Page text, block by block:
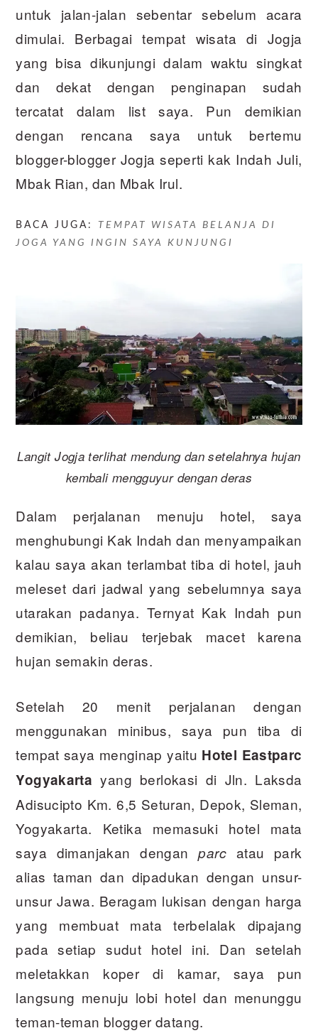
untuk jalan-jalan sebentar sebelum acara
dimulai. Berbagai tempat wisata di Jogja
yang bisa dikunjungi dalam waktu singkat
dan dekat dengan penginapan sudah
tercatat dalam list saya. Pun demikian
dengan rencana saya untuk bertemu
blogger-blogger Jogja seperti kak Indah Juli,
Mbak Rian, dan Mbak Irul.
BACA JUGA:TEMPAT WISATA BELANJA DI
JOGA YANG INGIN SAYA KUNJUNGI
Langit Jogja terlihat mendung dan setelahnya hujan
kembali mengguyur dengan deras
Dalam perjalanan menuju hotel, saya
menghubungi Kak Indah dan menyampaikan
kalau saya akan terlambat tiba di hotel, jauh
meleset dari jadwal yang sebelumnya saya
utarakan padanya. Ternyat Kak Indah pun
demikian, beliau terjebak macet karena
hujan semakin deras.
Setelah 20 menit perjalanan dengan
menggunakan minibus, saya pun tiba di
tempat saya menginap yaitu Hotel Eastparc
Yogyakarta yang berlokasi di Jln. Laksda
Adisucipto Km. 6,5 Seturan, Depok, Sleman,
Yogyakarta. Ketika memasuki hotel mata
saya dimanjakan denganparcatau park
alias taman dan dipadukan dengan unsur-
unsur Jawa. Beragam lukisan dengan harga
yang membuat mata terbelalak dipajang
pada setiap sudut hotel ini. Dan setelah
meletakkan koper di kamar, saya pun
langsung menuju lobi hotel dan menunggu
teman-teman blogger datang.